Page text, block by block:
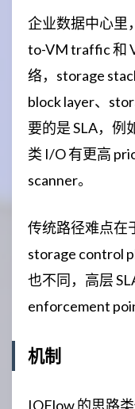
企业数据中心里
to-VM traffic 和
络，storage
block layer、
要的是 SLA，例
类 I/O 有更高
scanner。
传统路径难点在
storage control
也不同，高层
enforcement
机制
IOFlow 的思路类